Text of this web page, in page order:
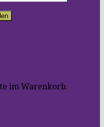
im Warenkorb.